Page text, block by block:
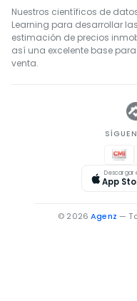
Bienes inmuebles en
Bienes inmuebles en
Nuestros científicos de
Learning para desarrollar
estimación de precios
así una excelente base
venta.
Descargar
App
© 2026Agenz —